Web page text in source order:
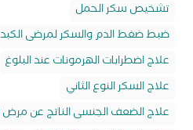
تشخيص سكر الحمل
ضبط ضغط الدم والسكر لمرضى الكبد
علاج اضطرابات الهرمونات عند البلوغ
علاج السكر النوع الثاني
علاج الضعف الجنسى الناتج عن مرض